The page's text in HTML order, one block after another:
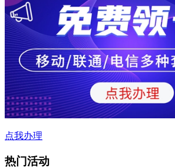
点我办理
热门活动